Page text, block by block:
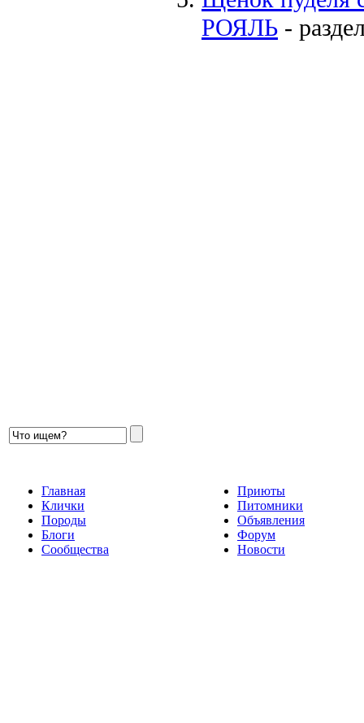
РОЯЛЬ -
Главная
Клички
Породы
Блоги
Сообщества
Приюты
Питомники
Объявления
Форум
Новости